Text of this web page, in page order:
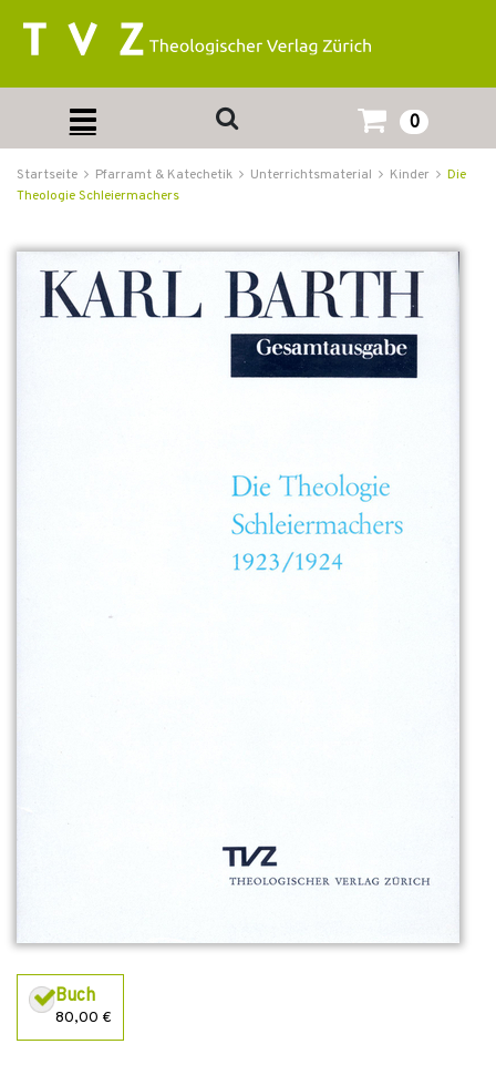
0
Startseite Pfarramt & Katechetik Unterrichtsmaterial Kinder
Die
Theologie Schleiermachers
Buch
80,00 €